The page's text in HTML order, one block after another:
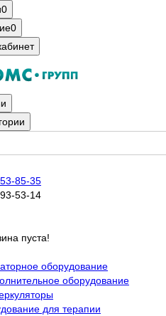
0
0
85-35
53-14
пуста!
оборудование
оборудование
для терапии